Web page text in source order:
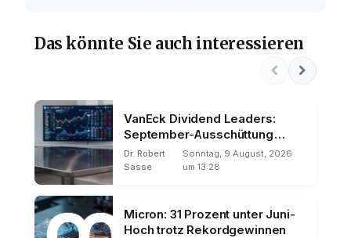
Das könnte Sie auch interessieren
VanEck Dividend Leaders:
September-Ausschüttung
rückt näher
Dr. Robert
Sasse
Sonntag, 9 August, 2026
um 13:28
Micron: 31 Prozent unter Juni-
Hoch trotz Rekordgewinnen